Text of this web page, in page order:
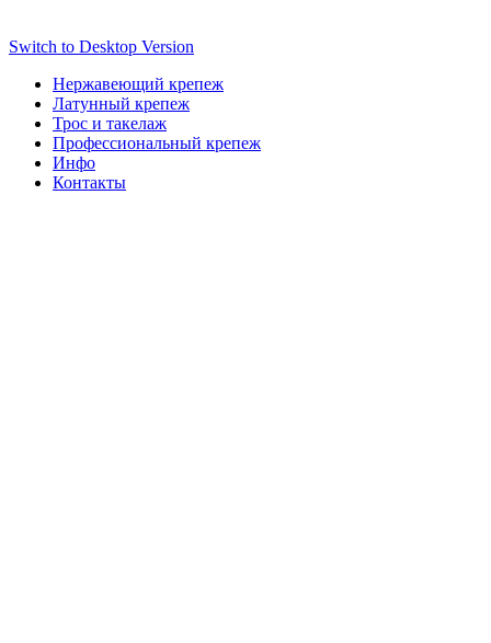
Switch to Desktop Version
Нержавеющий крепеж
Латунный крепеж
Трос и такелаж
Профессиональный крепеж
Инфо
Контакты